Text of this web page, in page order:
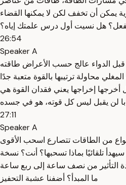
يمكن أن تخفف لكن لا يمكنها القضاء
هل نسيت أول درس علمتك إياه؟
26:54
Speaker A
الدواء عالج حسب الأعراض طاقته
محاولة ترتيبها بالقوة متعبة جدًا
بل أخرجها إخراجها يعني فقدان القوة هي
با لن يقبل ليس كل قوته، هو في جسده
27:11
Speaker A
من الطاقات تتصارع اسحب الأقوى
سيهدأ تلقائيًا بماذا تسحبها؟ أنت؟ نسخة
من نصف ساعة إلى ربع ساعة
ما المبدأ؟ أضفنا عشبة التحفيز